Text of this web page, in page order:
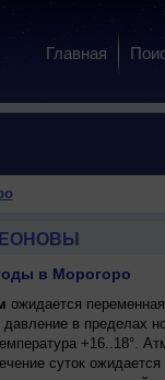
Главная
в Морогоро
ожидается
в пределах
+16..18°.
суток